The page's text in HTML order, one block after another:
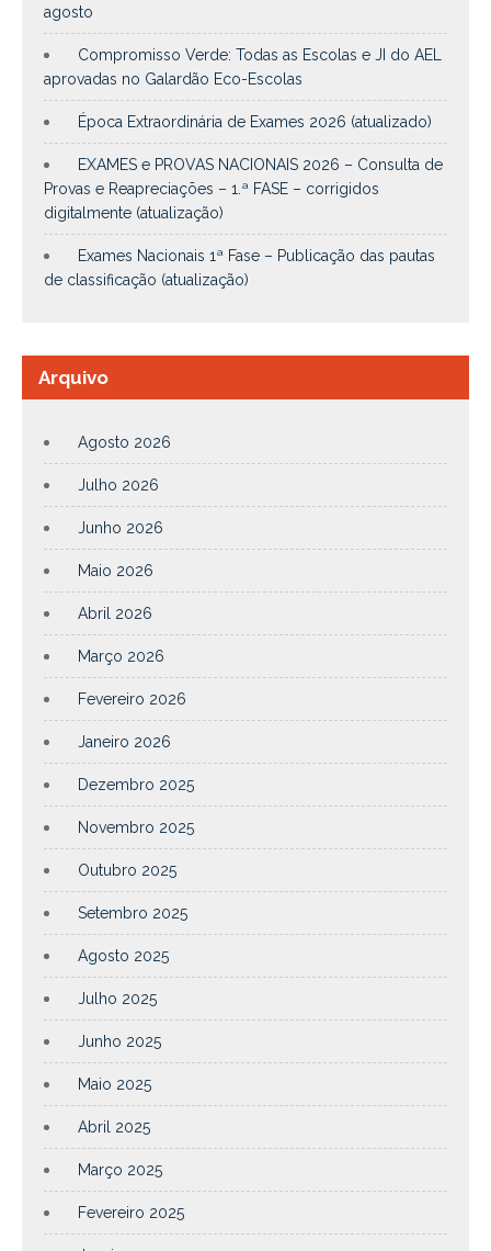
agosto
Compromisso Verde: Todas as Escolas e JI do AEL
aprovadas no Galardão Eco-Escolas
Época Extraordinária de Exames 2026 (atualizado)
EXAMES e PROVAS NACIONAIS 2026 – Consulta de
Provas e Reapreciações – 1.ª FASE – corrigidos
digitalmente (atualização)
Exames Nacionais 1ª Fase – Publicação das pautas
de classificação (atualização)
Arquivo
Agosto 2026
Julho 2026
Junho 2026
Maio 2026
Abril 2026
Março 2026
Fevereiro 2026
Janeiro 2026
Dezembro 2025
Novembro 2025
Outubro 2025
Setembro 2025
Agosto 2025
Julho 2025
Junho 2025
Maio 2025
Abril 2025
Março 2025
Fevereiro 2025